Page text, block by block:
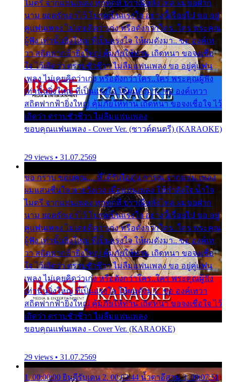
ไมตรี จากแฟนเพลง ทุกทุกที่ ปราณีหลั่งไหล ผมขอฝาก
นาม ยอดรักเอาไว้ โปรดเป็นแรงใจ อย่างนี้เรื่อยไป ขอ อยู่
คู่แฟนเพลง ไม่เคยคิดว่าเก่ง หรือดังกว่าใคร..ใคร พระคุณ
ผู้ฟัง เท่านั้นยิ่งใหญ่ ที่เป็นแรงใจ ให้ผมดังมา.. ขอ องค์เท
วา สถิตฟากฟ้ายิ่งใหญ่ คุ้มภัยให้ท่าน เถิดหนา ขอจงเชื่อ
ใจ ไว้เถิดว่า ตราบชั่วชีวา ไม่ลืมแฟนเพลง ขอ อยู่คู่แฟน
เพลง ไม่เคยคิดว่าเก่ง หรือดังกว่าใคร..ใคร พระคุณผู้ฟัง
เท่านั้นยิ่งใหญ่ ที่เป็นแรงใจ ให้ผมดังมา.. ขอ องค์เทวา
สถิตฟากฟ้ายิ่งใหญ่ คุ้มภัยให้ท่าน เถิดหนา ขอจงเชื่อใจ ไว้
เถิดว่า ตราบชั่วชีวา ไม่ลืมแฟนเพลง
ขอบคุณแฟนเพลง - Cover Ver. (ซาวด์ดนตรี) (KARAOKE)
29 views • 31.07.2569
ขอ กราบ ขอบคุณ.... ที่ได้รับไออุ่น การุณ จากแฟน เพลง
ผมแสนชื่นใจ หายวังเวง เมื่อแฟนเพลง ให้กำลังใจ น้ำใจ
ไมตรี จากแฟนเพลง ทุกทุกที่ ปราณีหลั่งไหล ผมขอฝาก
นาม ยอดรักเอาไว้ โปรดเป็นแรงใจ อย่างนี้เรื่อยไป ขอ อยู่
คู่แฟนเพลง ไม่เคยคิดว่าเก่ง หรือดังกว่าใคร..ใคร พระคุณ
ผู้ฟัง เท่านั้นยิ่งใหญ่ ที่เป็นแรงใจ ให้ผมดังมา.. ขอ องค์เท
วา สถิตฟากฟ้ายิ่งใหญ่ คุ้มภัยให้ท่าน เถิดหนา ขอจงเชื่อ
ใจ ไว้เถิดว่า ตราบชั่วชีวา ไม่ลืมแฟนเพลง ขอ อยู่คู่แฟน
เพลง ไม่เคยคิดว่าเก่ง หรือดังกว่าใคร..ใคร พระคุณผู้ฟัง
เท่านั้นยิ่งใหญ่ ที่เป็นแรงใจ ให้ผมดังมา.. ขอ องค์เทวา
สถิตฟากฟ้ายิ่งใหญ่ คุ้มภัยให้ท่าน เถิดหนา ขอจงเชื่อใจ ไว้
เถิดว่า ตราบชั่วชีวา ไม่ลืมแฟนเพลง
ขอบคุณแฟนเพลง - Cover Ver. (KARAOKE)
29 views • 31.07.2569
1. 00:00:00 ยินดีรับเดน 2. 00:03:44 น้ำตาอีสาน 3. 00:07:51